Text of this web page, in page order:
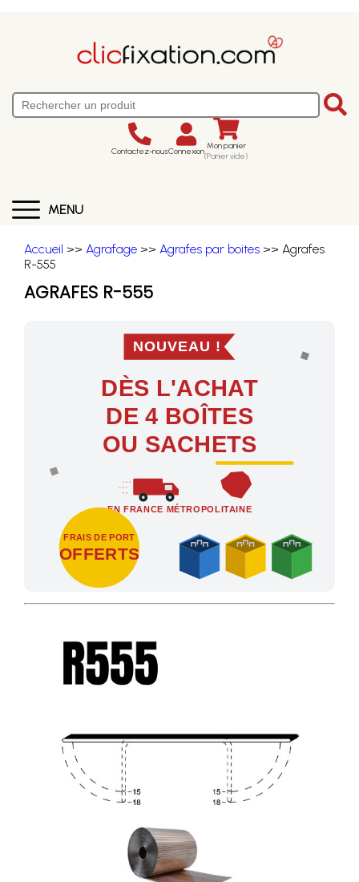
Contactez-nousConnexion Mon panier
(Panier vide)
MENU
Accueil >> Agrafage >> Agrafes par boites >> Agrafes
R-555
AGRAFES R-555
NOUVEAU !
DÈS L'ACHAT
DE 4 BOÎTES
OU SACHETS
EN FRANCE MÉTROPOLITAINE
FRAIS DE PORT
OFFERTS
Profitez des Frais de port offerts en France métropolitaine